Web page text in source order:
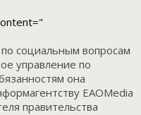
социальным вопросам
управление по
она
ЕАОMedia
правительства